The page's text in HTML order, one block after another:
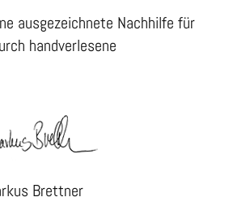
ausgezeichnete Nachhilfe für
handverlesene
Brettner